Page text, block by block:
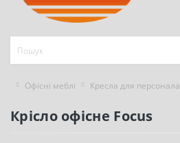
Офісні меблі Кресла для персонала
Крісло офісне Focus